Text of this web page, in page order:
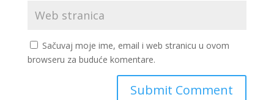
Sačuvaj moje ime, email i web stranicu u ovom
browseru za buduće komentare.